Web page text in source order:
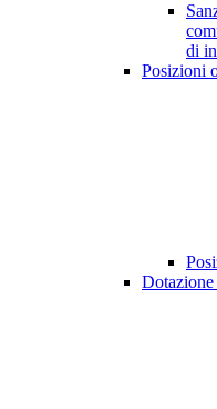
di
Posizioni
Dotazione